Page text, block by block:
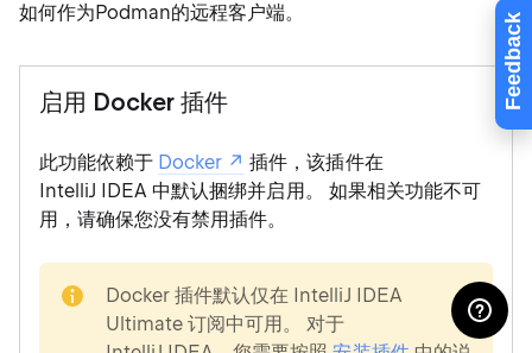
Feedback
如何作为Podman的远程客户端。
启用 Docker 插件
此功能依赖于 Docker
插件，该插件在
IntelliJ IDEA 中默认捆绑并启用。 如果相关功能不可
用，请确保您没有禁用插件。
Docker 插件默认仅在 IntelliJ IDEA
Ultimate 订阅中可用。 对于